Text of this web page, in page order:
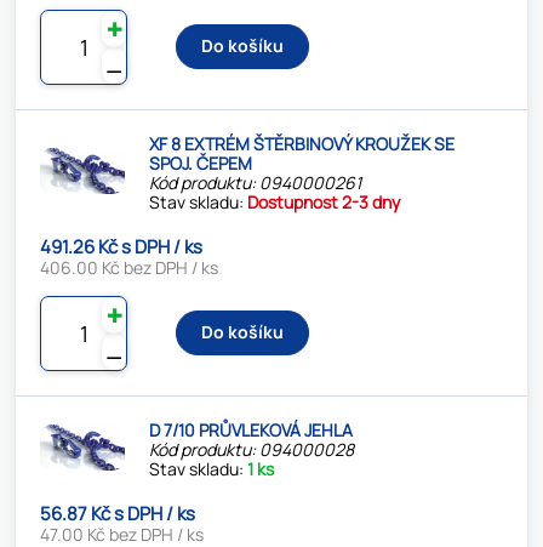
⚊
✚
Do košíku
XF 8 EXTRÉM ŠTĚRBINOVÝ KROUŽEK SE
SPOJ. ČEPEM
Kód produktu: 0940000261
Stav skladu: Dostupnost 2-3 dny
491.26 Kč s DPH / ks
406.00 Kč bez DPH / ks
⚊
✚
Do košíku
D 7/10 PRŮVLEKOVÁ JEHLA
Kód produktu: 094000028
Stav skladu:1 ks
56.87 Kč s DPH / ks
47.00 Kč bez DPH / ks